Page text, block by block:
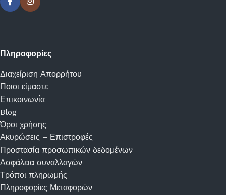
Πληροφορίες
Διαχείριση Απορρήτου
Ποιοι είμαστε
Επικοινωνία
Blog
Όροι χρήσης
Ακυρώσεις – Επιστροφές
Προστασία προσωπικών δεδομένων
Ασφάλεια συναλλαγών
Τρόποι πληρωμής
Πληροφορίες Μεταφορών